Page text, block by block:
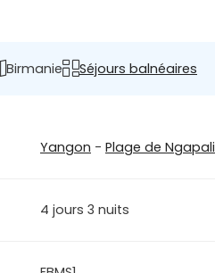
Birmanie Séjours balnéaires
Yangon - Plage de Ngapali
4 jours 3 nuits